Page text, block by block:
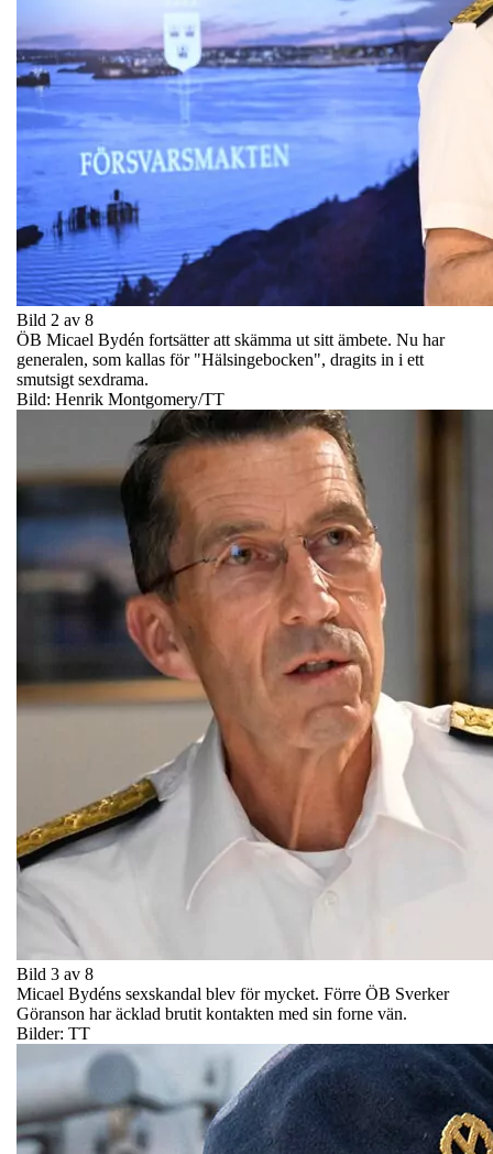
Bild 2 av 8
ÖB Micael Bydén fortsätter att skämma ut sitt ämbete. Nu har
generalen, som kallas för "Hälsingebocken", dragits in i ett
smutsigt sexdrama.
Bild: Henrik Montgomery/TT
Bild 3 av 8
Micael Bydéns sexskandal blev för mycket. Förre ÖB Sverker
Göranson har äcklad brutit kontakten med sin forne vän.
Bilder: TT